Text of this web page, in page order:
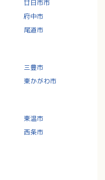
廿日市市
府中市
尾道市
三豊市
東かがわ市
東温市
西条市